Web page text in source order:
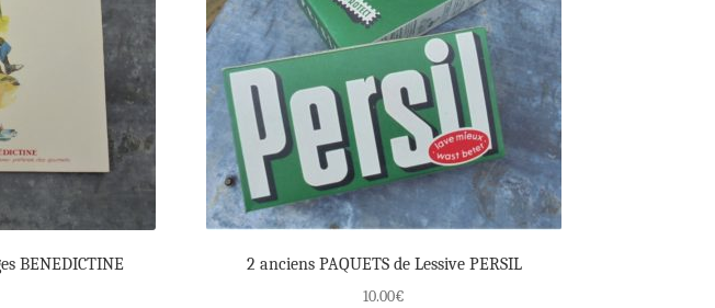
BENEDICTINE 2 anciens PAQUETS de Lessive PERSIL
10.00€